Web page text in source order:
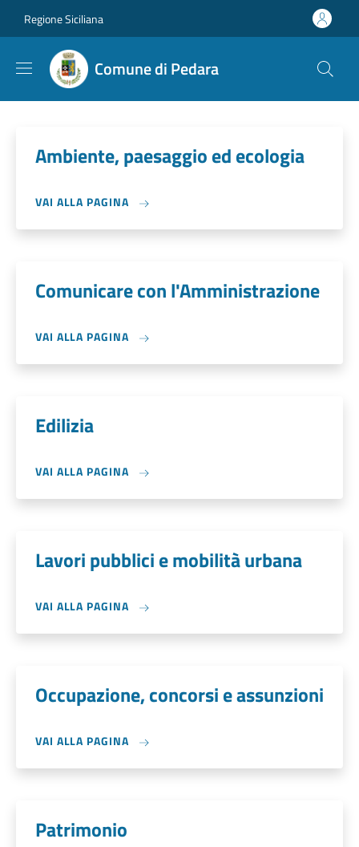
Regione Siciliana
Comune di Pedara
Ambiente, paesaggio ed ecologia
VAI ALLA PAGINA
Comunicare con l'Amministrazione
VAI ALLA PAGINA
Edilizia
VAI ALLA PAGINA
Lavori pubblici e mobilità urbana
VAI ALLA PAGINA
Occupazione, concorsi e assunzioni
VAI ALLA PAGINA
Patrimonio